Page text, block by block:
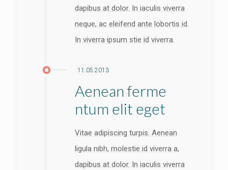
dapibus at dolor. In iaculis viverra
neque, ac eleifend ante lobortis id.
In viverra ipsum stie id viverra.
11.05.2013
Aenean ferme
ntum elit eget
Vitae adipiscing turpis. Aenean
ligula nibh, molestie id viverra a,
dapibus at dolor. In iaculis viverra